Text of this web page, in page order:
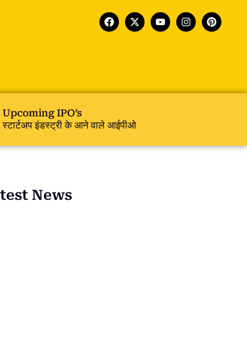
Upcoming IPO’s
स्टार्टअप इंडस्ट्री के आने वाले आईपीओ
News